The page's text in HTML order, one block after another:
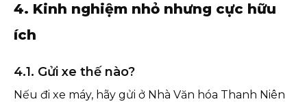
4. Kinh nghiệm nhỏ nhưng cực hữu
ích
4.1. Gửi xe thế nào?
Nếu đi xe máy, hãy gửi ở Nhà Văn hóa Thanh Niên